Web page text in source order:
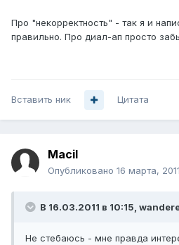
Про "некорректность" - так я и
правильно. Про диал-ап просто
Вставить ник Цитата
Macil
Опубликовано 16 марта, 2011
В 16.03.2011 в 10:15,
Не стебаюсь - мне правда